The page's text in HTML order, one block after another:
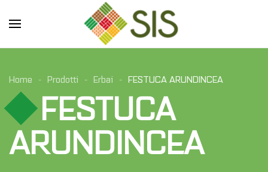
Skip to main content
Home Prodotti Erbai FESTUCA ARUNDINCEA
FESTUCA
ARUNDINCEA